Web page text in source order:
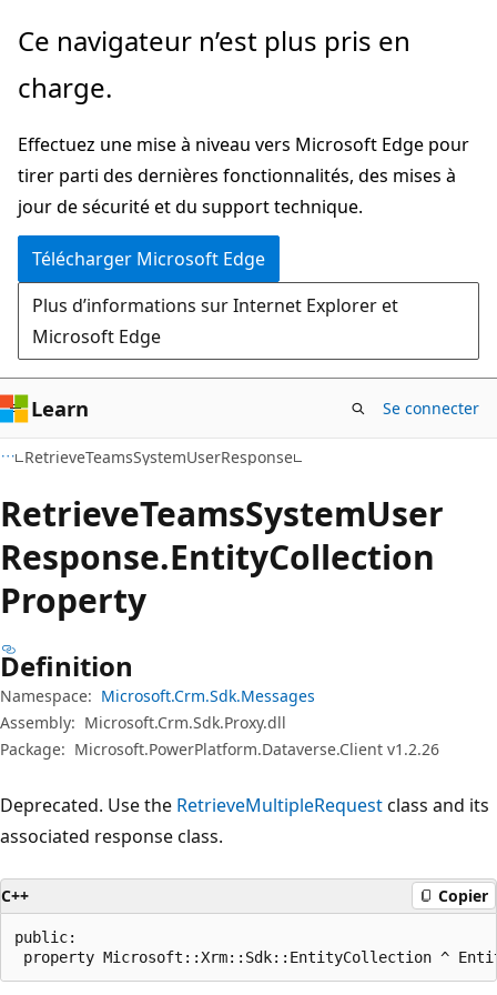
Passer
directement
au
principal
Passer
la
dans
la
page
Ce navigateur n’est plus pris en
charge.
Effectuez une mise à niveau vers Microsoft Edge pour
tirer parti des dernières fonctionnalités, des mises à
jour de sécurité et du support technique.
Télécharger Microsoft Edge
Plus d’informations sur Internet Explorer et
Microsoft Edge
Learn Se connecter
RetrieveTeamsSystemUserResponse
RetrieveTeamsSystemUser
Response.EntityCollection
Property
Definition
Namespace: Microsoft.Crm.Sdk.Messages
Assembly: Microsoft.Crm.Sdk.Proxy.dll
Package: Microsoft.PowerPlatform.Dataverse.Client v1.2.26
Deprecated. Use the RetrieveMultipleRequestclass and its
associated response class.
C++ Copier
public:
property Microsoft::Xrm::Sdk::EntityCollection ^